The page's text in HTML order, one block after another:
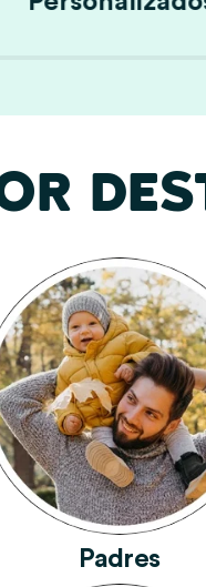
Padres